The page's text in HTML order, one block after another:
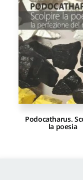
Proposte di
Gangemi Editore
Newsletter
Podocatharus.
la poesia